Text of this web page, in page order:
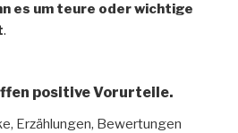
es um teure oder wichtige
.
positive Vorurteile.
Erzählungen, Bewertungen